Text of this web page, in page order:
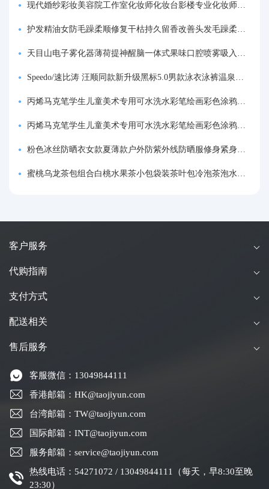
现代婚纱彩妆美容院工作室化妆师化妆台影楼专业化妆师专用梳妆台
护发精油女防毛躁柔顺修复干枯持久留香改善头发毛躁柔顺剂神器
天目山电子雾化器薄荷提神醒脑一体式果味口腔喷雾吸入式戒烟神器
Speedo/速比涛 汪顺同款新升级黑标5.0男款泳衣泳裤温泉游泳套装
丙烯马克笔学生儿童美术专用可水洗水彩笔绘画彩色涂鸦画笔不透色可叠色防水手绘diy丙烯颜料笔水性填色笔
丙烯马克笔学生儿童美术专用可水洗水彩笔绘画彩色涂鸦画笔不透色可叠色防水手绘diy丙烯颜料笔水性填色笔
粉色冰丝防晒衣女款夏薄款户外防紫外线防晒服修身紧身短外套上衣
蜜桃乌龙茶包组合白桃水果茶小包袋装茶叶包冷泡茶泡水喝的东西
客户服务
代购指南
支付方式
配送相关
售后服务
客服微信：13049844111
香港邮箱：HK@taojiyun.com
台湾邮箱：TW@taojiyun.com
国际邮箱：INT@taojiyun.com
服务邮箱：service@taojiyun.com
热线电话：54271072 / 13049844111（每天，早8:30至晚
23:30）